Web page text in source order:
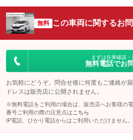
無料 この車両に関するお
まずは在庫確認
無料電話でお
お気軽にどうぞ。問合せ後に何度もご連絡が
ドレスは販売店に公開されません。
※無料電話をご利用の場合は、販売店へお客様の
番号ご利用の際の注意点は こちら
IP電話、ひかり電話からはご利用いただけません。